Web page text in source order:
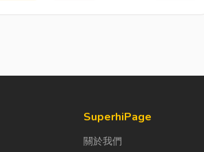
SuperhiPage
關於我們